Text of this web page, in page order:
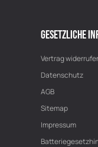
GESETZLICHE
Vertrag
Datenschutz
AGB
Sitemap
Impressum